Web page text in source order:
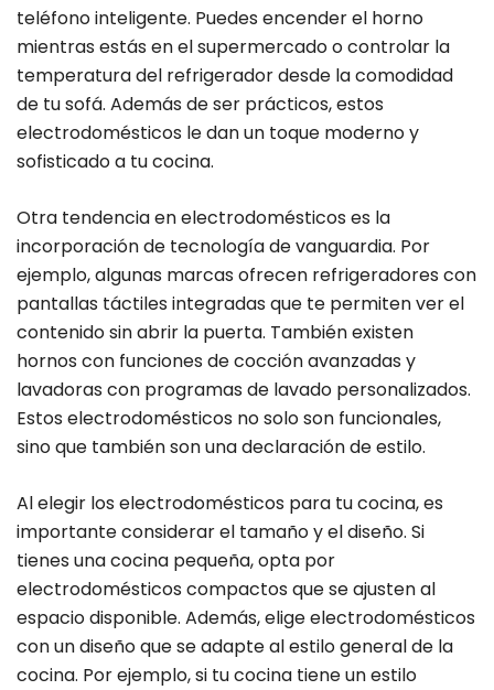
teléfono inteligente. Puedes encender el horno
mientras estás en el supermercado o controlar la
temperatura del refrigerador desde la comodidad
de tu sofá. Además de ser prácticos, estos
electrodomésticos le dan un toque moderno y
sofisticado a tu cocina.
Otra tendencia en electrodomésticos es la
incorporación de tecnología de vanguardia. Por
ejemplo, algunas marcas ofrecen refrigeradores con
pantallas táctiles integradas que te permiten ver el
contenido sin abrir la puerta. También existen
hornos con funciones de cocción avanzadas y
lavadoras con programas de lavado personalizados.
Estos electrodomésticos no solo son funcionales,
sino que también son una declaración de estilo.
Al elegir los electrodomésticos para tu cocina, es
importante considerar el tamaño y el diseño. Si
tienes una cocina pequeña, opta por
electrodomésticos compactos que se ajusten al
espacio disponible. Además, elige electrodomésticos
con un diseño que se adapte al estilo general de la
cocina. Por ejemplo, si tu cocina tiene un estilo